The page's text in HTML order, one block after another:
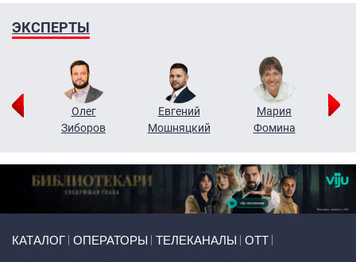
ЭКСПЕРТЫ
Олег
Зиборов
Евгений
Мошняцкий
Мария
Фомина
КАТАЛОГ ОПЕРАТОРЫ ТЕЛЕКАНАЛЫ ОТТ